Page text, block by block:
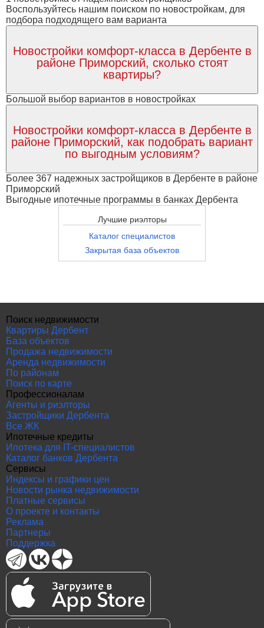
Воспользуйтесь нашим поиском по новостройкам, для
подбора подходящего вам варианта
Новостройки комфорт-класса в Дербенте в
районе Приморский, сколько стоят
квартиры?
Большой выбор вариантов в новостройках
Новостройки комфорт-класса в Дербенте в
районе Приморский, как подобрать вариант
по выгодным условиям?
Более 367 надежных застройщиков в Дербенте в районе
Приморский
Выгодные ипотечные программы в банках Дербента
Лучшие риэлторы
Каталог специалистов
Закрытая база объектов
Поиск недвижимости
Квартиры Дербент
База объектов
Продажа недвижимости
Аренда недвижимости
По районам
Поиск по карте
Профессионалам
Агенты и риэлторы
Застройщики Дербента
Все ЖК
Ипотечные кредиты
Ипотека для IT-специалистов
Каталог банков Дербента
Сервисы
Индексы и графики цен
Новости рынка недвижимости
Платные сервисы
О проекте и контакты
Реклама
Партнеры
Поддержка